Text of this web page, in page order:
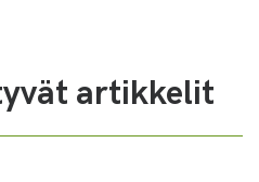
artikkelit